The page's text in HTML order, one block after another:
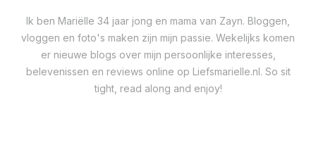
Ik ben Mariëlle 34 jaar jong en mama van Zayn. Bloggen,
vloggen en foto's maken zijn mijn passie. Wekelijks komen
er nieuwe blogs over mijn persoonlijke interesses,
belevenissen en reviews online op Liefsmarielle.nl. So sit
tight, read along and enjoy!